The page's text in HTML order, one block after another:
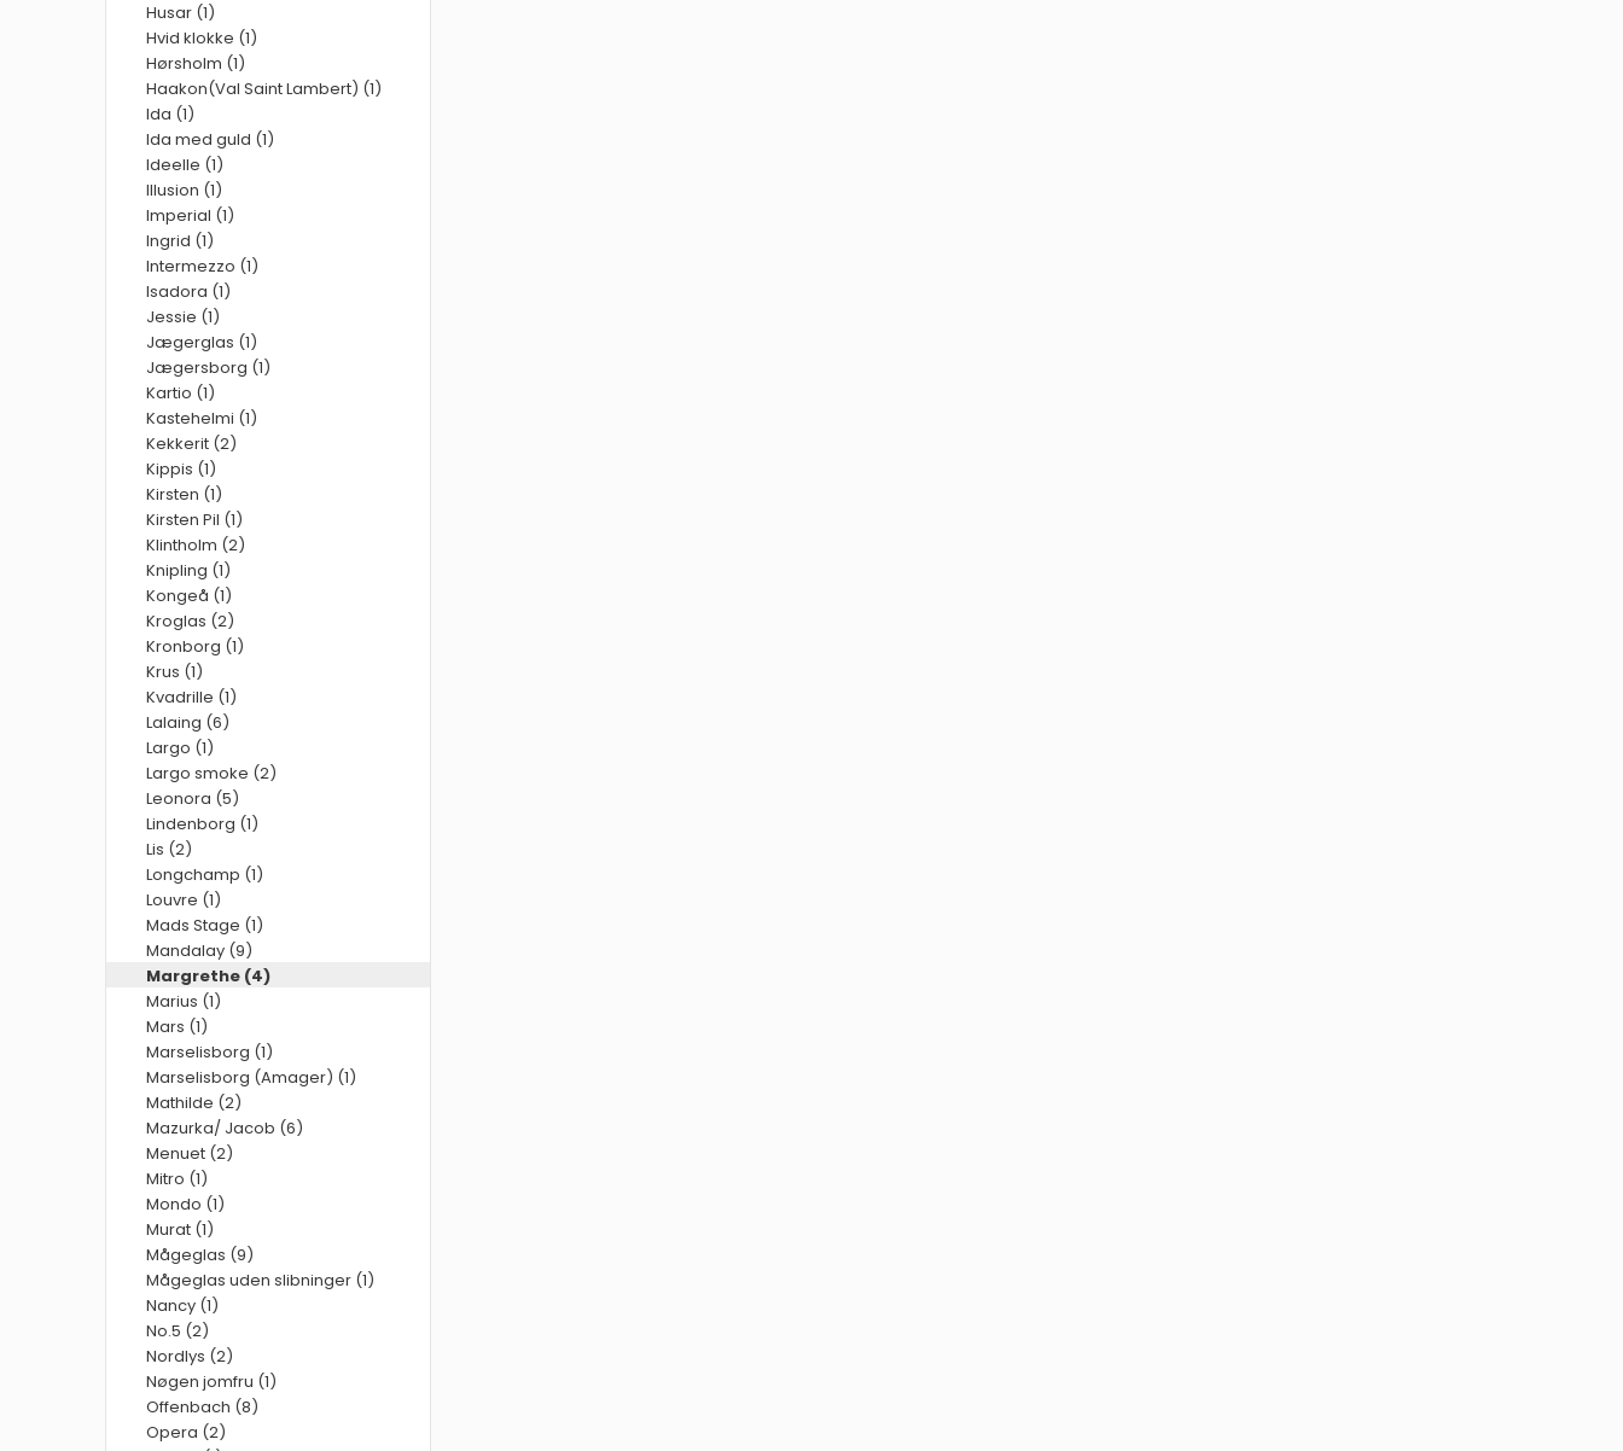
Husar (1)
Hvid klokke (1)
Hørsholm (1)
Haakon(Val Saint Lambert) (1)
Ida (1)
Ida med guld (1)
Ideelle (1)
Illusion (1)
Imperial (1)
Ingrid (1)
Intermezzo (1)
Isadora (1)
Jessie (1)
Jægerglas (1)
Jægersborg (1)
Kartio (1)
Kastehelmi (1)
Kekkerit (2)
Kippis (1)
Kirsten (1)
Kirsten Pil (1)
Klintholm (2)
Knipling (1)
Kongeå (1)
Kroglas (2)
Kronborg (1)
Krus (1)
Kvadrille (1)
Lalaing (6)
Largo (1)
Largo smoke (2)
Leonora (5)
Lindenborg (1)
Lis (2)
Longchamp (1)
Louvre (1)
Mads Stage (1)
Mandalay (9)
Margrethe (4)
Marius (1)
Mars (1)
Marselisborg (1)
Marselisborg (Amager) (1)
Mathilde (2)
Mazurka/ Jacob (6)
Menuet (2)
Mitro (1)
Mondo (1)
Murat (1)
Mågeglas (9)
Mågeglas uden slibninger (1)
Nancy (1)
No.5 (2)
Nordlys (2)
Nøgen jomfru (1)
Offenbach (8)
Opera (2)